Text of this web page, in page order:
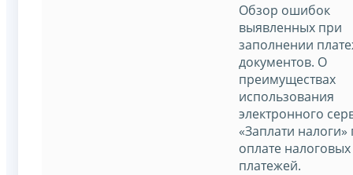
Обзор ошибок
выявленных при
заполнении
документов. О
преимуществах
использования
электронного
«Заплати налоги»
оплате налоговых
платежей.